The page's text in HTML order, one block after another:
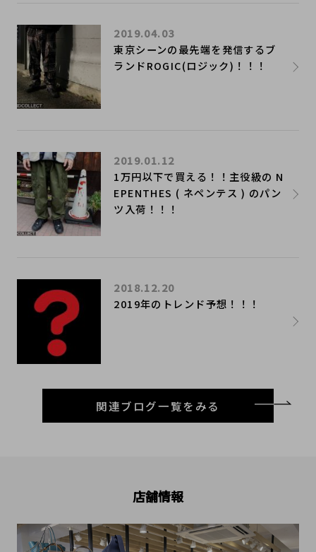
東京シーンの最先端を発信するブ
ランドROGIC(ロジック)！！！
2019.04.03
1万円以下で買える！！主役級の N
EPENTHES ( ネペンテス ) のパン
ツ入荷！！！
2019.01.12
2019年のトレンド予想！！！
2018.12.20
関連ブログ一覧をみる
店舗情報